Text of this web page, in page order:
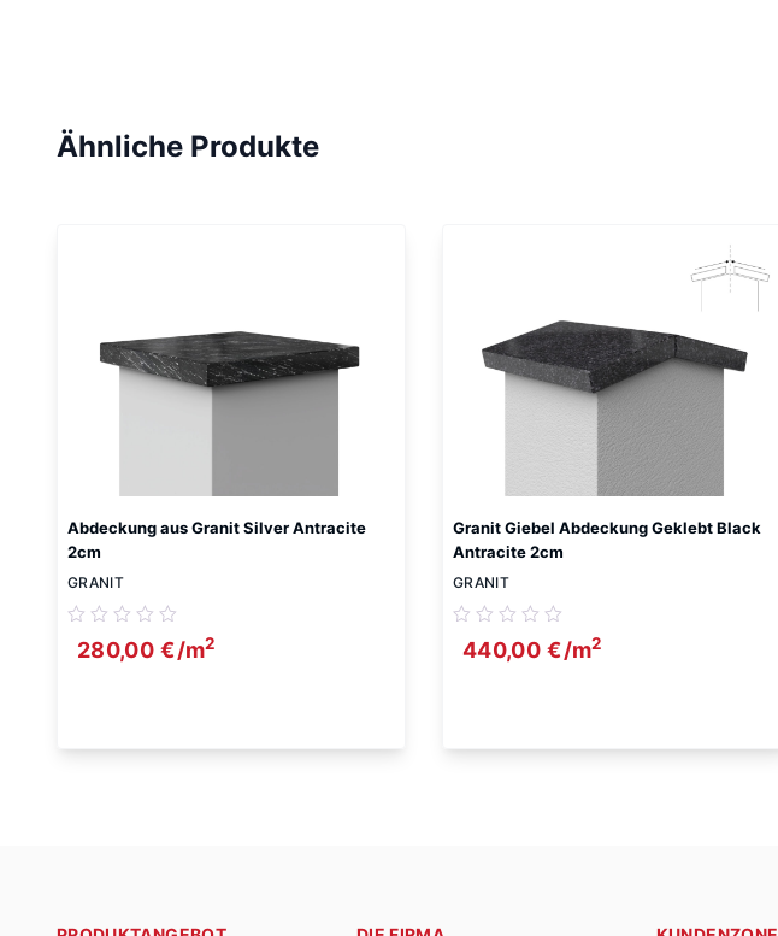
Ähnliche Produkte
Abdeckung aus Granit Silver Antracite
2cm
GRANIT
280,00 €/m2
Granit Giebel Abdeckung Geklebt Black
Antracite 2cm
GRANIT
440,00 €/m2